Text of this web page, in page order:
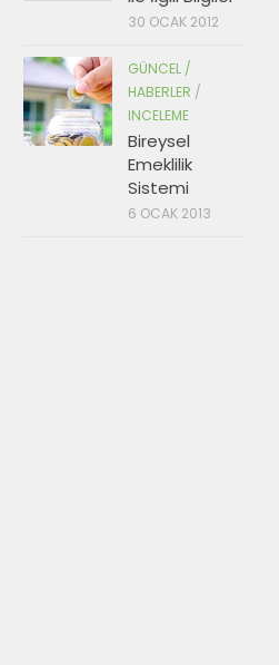
30 OCAK 2012
GÜNCEL /
HABERLER /
INCELEME
Bireysel
Emeklilik
Sistemi
6 OCAK 2013